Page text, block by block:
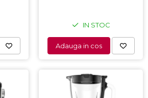
IN STOC
Adauga in cos